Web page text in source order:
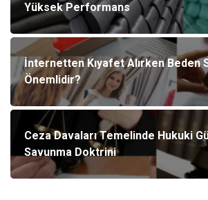
Yüksek Performans
İnternetten Kıyafet Alırken Beden
Önemlidir?
Ceza Davaları Temelinde Hukuki
Savunma Doktrini